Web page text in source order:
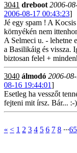
3041 dreboot 2006-
2006-08-17 00:43:23]
Jé egy spam ! A
környékén nem
A Selmeci u. - lehetne
a Basilikáig és vissza.
biztosan felel +
3040 álmodó 2006-
08-16 19:44:01]
Esetleg ha vesszőt
fejteni mit írsz. Bár... :-)
« < 1 2 3 4 5 6 7 8 ∙∙∙65